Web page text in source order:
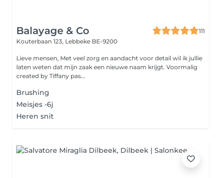
Balayage & Co
111
Kouterbaan 123, Lebbeke BE-9200
Lieve mensen, Met veel zorg en aandacht voor detail wil ik jullie
laten weten dat mijn zaak een nieuwe naam krijgt. Voormalig
created by Tiffany pas...
Brushing
Meisjes -6j
Heren snit